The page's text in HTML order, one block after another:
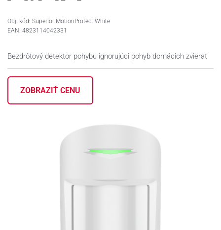
PODPORA
KONTAKTY
Obj. kód: Superior MotionProtect White
EAN: 4823114042331
Bezdrôtový detektor pohybu ignorujúci pohyb domácich zvierat
ZOBRAZIŤ CENU